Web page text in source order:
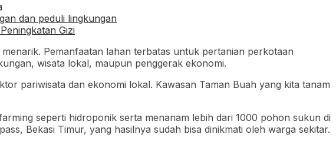
dan peduli lingkungan
Gizi
Pemanfaatan lahan terbatas untuk pertanian perkotaan
wisata lokal, maupun penggerak ekonomi.
pariwisata dan ekonomi lokal. Kawasan Taman Buah yang kita tanam
seperti hidroponik serta menanam lebih dari 1000 pohon sukun di
Bekasi Timur, yang hasilnya sudah bisa dinikmati oleh warga sekitar.